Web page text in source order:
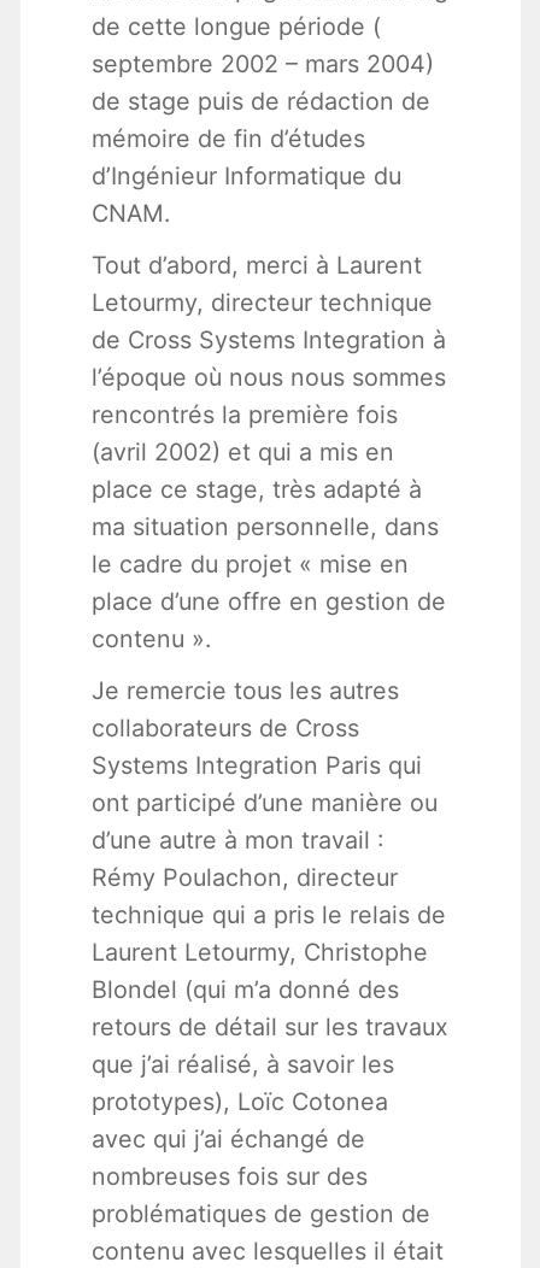
de cette longue période (
septembre 2002 – mars 2004)
de stage puis de rédaction de
mémoire de fin d’études
d’Ingénieur Informatique du
CNAM.
Tout d’abord, merci à Laurent
Letourmy, directeur technique
de Cross Systems Integration à
l’époque où nous nous sommes
rencontrés la première fois
(avril 2002) et qui a mis en
place ce stage, très adapté à
ma situation personnelle, dans
le cadre du projet « mise en
place d’une offre en gestion de
contenu ».
Je remercie tous les autres
collaborateurs de Cross
Systems Integration Paris qui
ont participé d’une manière ou
d’une autre à mon travail :
Rémy Poulachon, directeur
technique qui a pris le relais de
Laurent Letourmy, Christophe
Blondel (qui m’a donné des
retours de détail sur les travaux
que j’ai réalisé, à savoir les
prototypes), Loïc Cotonea
avec qui j’ai échangé de
nombreuses fois sur des
problématiques de gestion de
contenu avec lesquelles il était